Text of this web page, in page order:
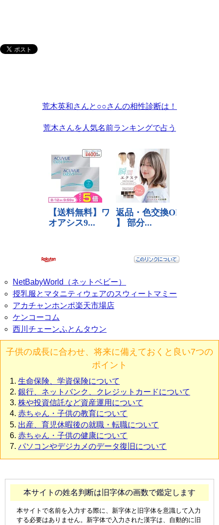
荒木英和さんと○○さんの相性診断は！
荒木さんを人気名前ランキングで占う
NetBabyWorld（ネットベビー）
授乳服とマタニティウェアのスウィートマミー
アカチャンホンポ楽天市場店
ケンコーコム
西川チェーンふとんタウン
子供の成長に合わせ、将来に備えておくと良い7つの
ポイント
生命保険、学資保険について
銀行、ネットバンク、クレジットカードについて
株や投資信託など資産運用について
赤ちゃん・子供の教育について
出産、育児休暇後の就職・転職について
赤ちゃん・子供の健康について
パソコンやデジカメのデータ復旧について
本サイトの姓名判断は旧字体の画数で鑑定します
本サイトで名前を入力する際に、新字体と旧字体を意識して入力
する必要はありません。新字体で入力された漢字は、自動的に旧